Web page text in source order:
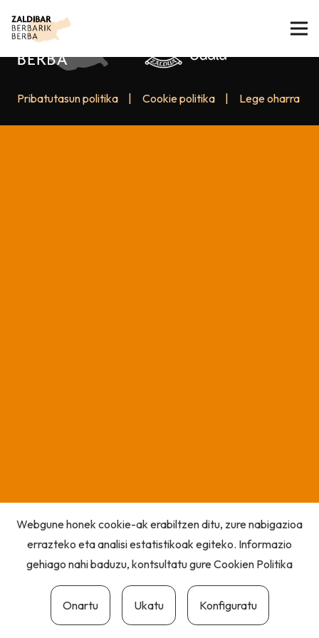
Pribatutasun politika Cookie politika Lege oharra
Webgune honek cookie-ak erabiltzen ditu, zure nabigazioa
errazteko eta analisi estatistikoak egiteko. Informazio
gehiago nahi baduzu, kontsultatu gureCookien Politika
Onartu Ukatu Konfiguratu